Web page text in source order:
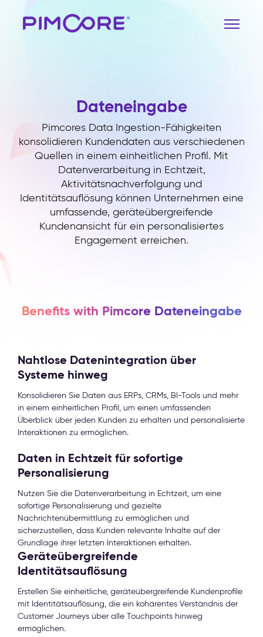
Dateneingabe
Pimcores Data Ingestion-Fähigkeiten
konsolidieren Kundendaten aus verschiedenen
Quellen in einem einheitlichen Profil. Mit
Datenverarbeitung in Echtzeit,
Aktivitätsnachverfolgung und
Identitätsauflösung können Unternehmen eine
umfassende, geräteübergreifende
Kundenansicht für ein personalisiertes
Engagement erreichen.
Benefits with Pimcore Dateneingabe
Nahtlose Datenintegration über
Systeme hinweg
Konsolidieren Sie Daten aus ERPs, CRMs, BI-Tools und mehr
in einem einheitlichen Profil, um einen umfassenden
Überblick über jeden Kunden zu erhalten und personalisierte
Interaktionen zu ermöglichen.
Daten in Echtzeit für sofortige
Personalisierung
Nutzen Sie die Datenverarbeitung in Echtzeit, um eine
sofortige Personalisierung und gezielte
Nachrichtenübermittlung zu ermöglichen und
sicherzustellen, dass Kunden relevante Inhalte auf der
Grundlage ihrer letzten Interaktionen erhalten.
Geräteübergreifende
Identitätsauflösung
Erstellen Sie einheitliche, geräteübergreifende Kundenprofile
mit Identitätsauflösung, die ein kohärentes Verständnis der
Customer Journeys über alle Touchpoints hinweg
ermöglichen.